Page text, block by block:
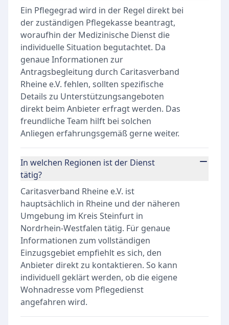
Ein Pflegegrad wird in der Regel direkt bei
der zuständigen Pflegekasse beantragt,
woraufhin der Medizinische Dienst die
individuelle Situation begutachtet. Da
genaue Informationen zur
Antragsbegleitung durch Caritasverband
Rheine e.V. fehlen, sollten spezifische
Details zu Unterstützungsangeboten
direkt beim Anbieter erfragt werden. Das
freundliche Team hilft bei solchen
Anliegen erfahrungsgemäß gerne weiter.
In welchen Regionen ist der Dienst
tätig?
Caritasverband Rheine e.V. ist
hauptsächlich in Rheine und der näheren
Umgebung im Kreis Steinfurt in
Nordrhein-Westfalen tätig. Für genaue
Informationen zum vollständigen
Einzugsgebiet empfiehlt es sich, den
Anbieter direkt zu kontaktieren. So kann
individuell geklärt werden, ob die eigene
Wohnadresse vom Pflegedienst
angefahren wird.